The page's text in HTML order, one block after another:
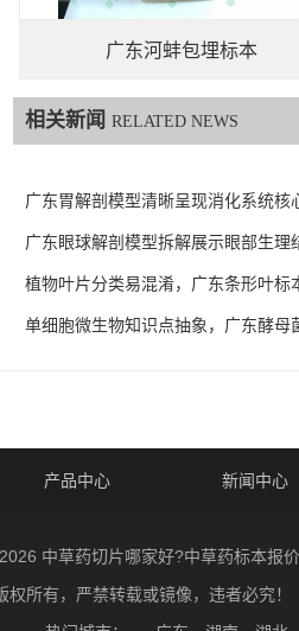
广东河蚌包埋标本
相关新闻 RELATED NEWS
广东胃解剖模型清晰呈现消化系统核
广东眼球解剖模型拆解展示眼部生理
植物叶片分类易混淆，广东条形叶标
单细胞微生物知识点抽象，广东酵母
产品中心 新闻中心
中草药切片哪家好?中草药标本
权所有，严禁转载或镜像，违者必究！